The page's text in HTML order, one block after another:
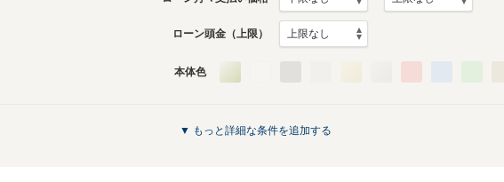
ローン頭金（上限）
本体色
▼ もっと詳細な条件を追加する